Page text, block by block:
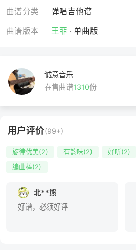
曲谱分类
弹唱吉他谱
曲谱版本
王菲 · 单曲版
诚意音乐
在售曲谱1310份
用户评价(99+)
旋律优美(2) 有韵味(2) 好听(2)
编曲棒(2)
北**熊
好谱，必须好评